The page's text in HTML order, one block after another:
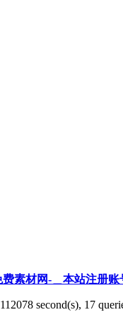
素材网-＿本站注册账
second(s), 17